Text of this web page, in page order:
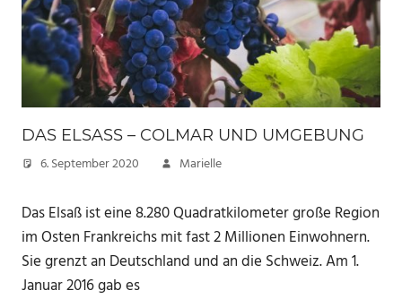
DAS ELSASS – COLMAR UND UMGEBUNG
6. September 2020 Marielle
Das Elsaß ist eine 8.280 Quadratkilometer große Region
im Osten Frankreichs mit fast 2 Millionen Einwohnern.
Sie grenzt an Deutschland und an die Schweiz. Am 1.
Januar 2016 gab es